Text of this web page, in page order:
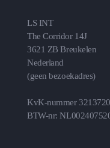
LS INT
The Corridor 14J
3621 ZB Breukelen
Nederland
(geen bezoekadres)
KvK-nummer
BTW-nr: